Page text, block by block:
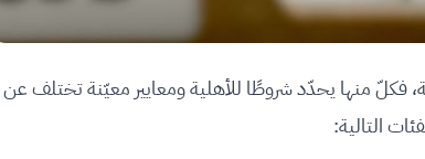
فكلّ منها يحدّد شروطًا للأهلية ومعايير معيّنة تختلف عن
التالية: